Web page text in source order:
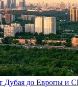
Дубая до Европы и